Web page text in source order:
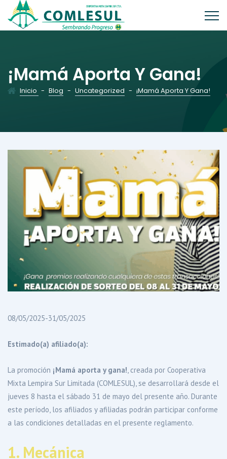
¡Mamá Aporta Y Gana!
Inicio - Blog - Uncategorized - ¡Mamá Aporta Y Gana!
08/05/2025-31/05/2025
Estimado(a) afiliado(a):
La promoción ¡Mamá aporta y gana! , creada por Cooperativa
Mixta Lempira Sur Limitada (COMLESUL), se desarrollará desde el
jueves 8 hasta el sábado 31 de mayo del presente año. Durante
este período, los afiliados y afiliadas podrán participar conforme
a las condiciones detalladas en el presente reglamento.
1. Mecánica